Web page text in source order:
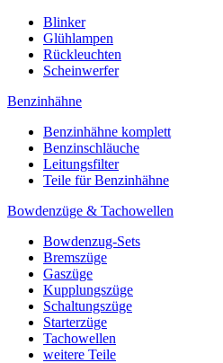
Blinker
Glühlampen
Rückleuchten
Scheinwerfer
Benzinhähne
Benzinhähne komplett
Benzinschläuche
Leitungsfilter
Teile für Benzinhähne
Bowdenzüge & Tachowellen
Bowdenzug-Sets
Bremszüge
Gaszüge
Kupplungszüge
Schaltungszüge
Starterzüge
Tachowellen
weitere Teile